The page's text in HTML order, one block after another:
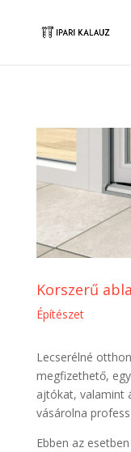
Korszerű
Építészet
Lecserélné
megfizethető,
ajtókat, valamint
vásárolna
Ebben az